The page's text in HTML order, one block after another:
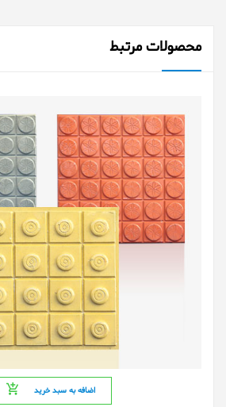
محصولات مرتبط
اضافه به سبد خرید